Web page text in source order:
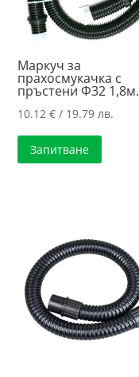
Маркуч за
прахосмукачка с
пръстени Ф32 1,8м.
10.12€ / 19.79 лв.
Запитване